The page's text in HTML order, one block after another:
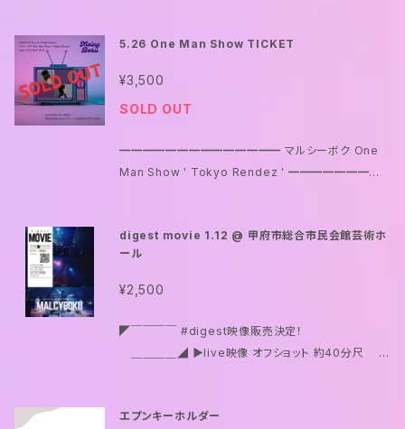
5.26 One Man Show TICKET
¥3,500
SOLD OUT
━━━━━━━━━━━━━━ マルシーボク One
Man Show ' Tokyo Rendez ' ━━━━━━━━
original Tシャツ付き前売TICKET ↓ 前売TICKET
↓ お取り置き(ご予約) ↓ 当日券
digest movie 1.12 @ 甲府市総合市民会館芸術ホ
ール
¥2,500
◤￣￣￣￣ #digest映像販売決定！
＿＿＿＿◢ ▶︎live映像 オフショット 約40分尺 未
エプンキーホルダー